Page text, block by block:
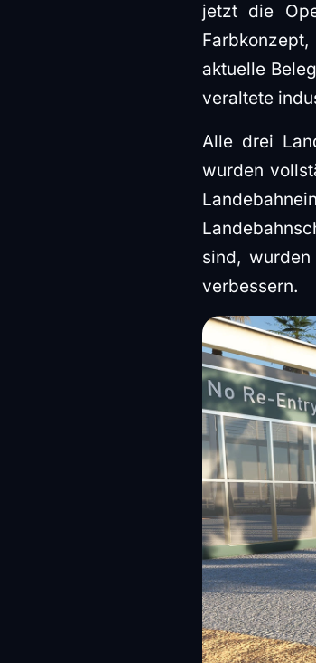
jetzt die
aktuelle
veraltete
Alle drei
wurden
sind,
verbessern.